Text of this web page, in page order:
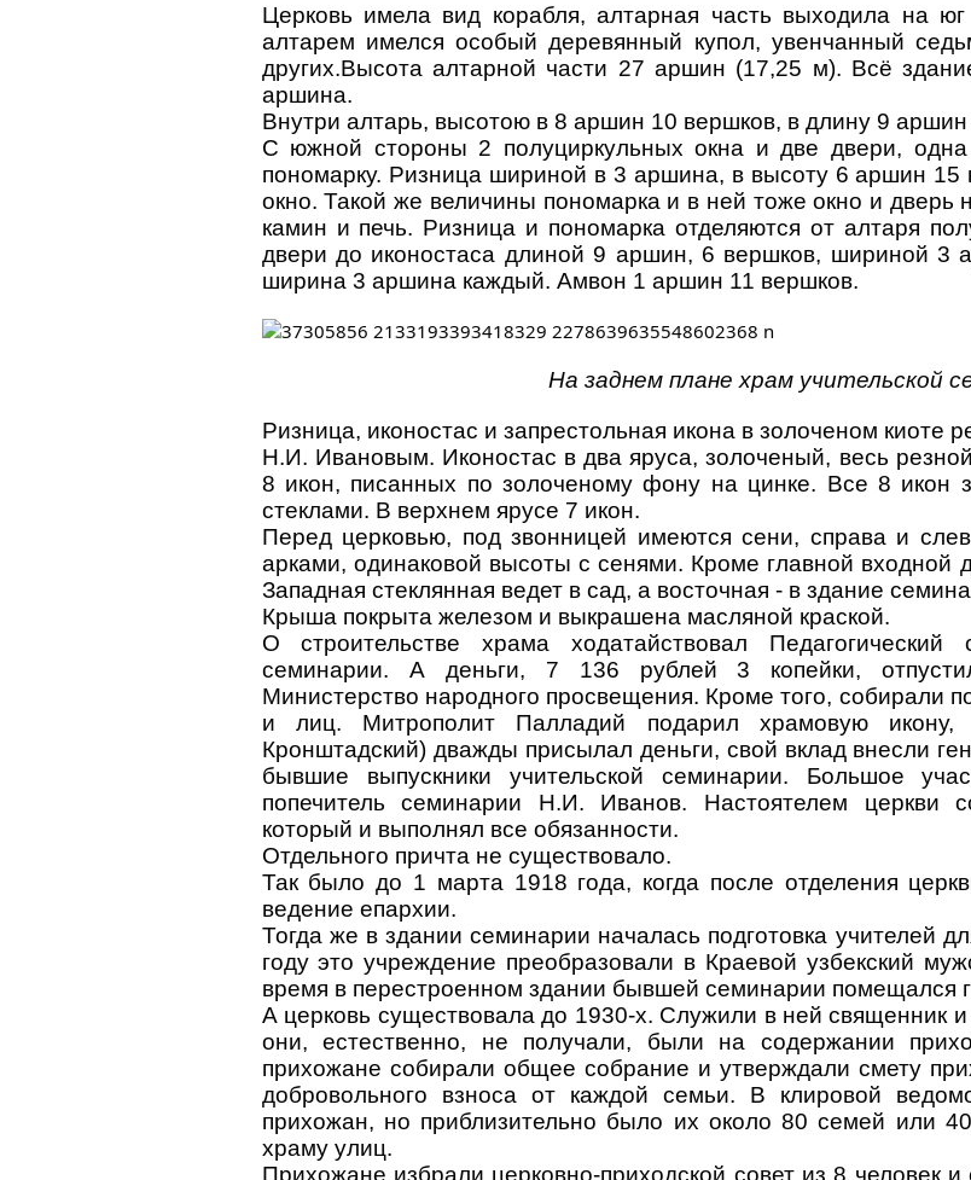
Церковь имела вид корабля, алтарная часть выходила на
алтарем имелся особый деревянный купол, увенчанный
других.Высота алтарной части 27 аршин (17,25 м). Всё
аршина.
Внутри алтарь, высотою в 8 аршин 10 вершков, в длину 9
С южной стороны 2 полуциркульных окна и две двери,
пономарку. Ризница шириной в 3 аршина, в высоту 6 аршин 15
окно. Такой же величины пономарка и в ней тоже окно и дверь
камин и печь. Ризница и пономарка отделяются от алтаря
двери до иконостаса длиной 9 аршин, 6 вершков, шириной 3
ширина 3 аршина каждый. Амвон 1 аршин 11 вершков.
На заднем плане храм учительской
Ризница, иконостас и запрестольная икона в золоченом киоте
Н.И. Ивановым. Иконостас в два яруса, золоченый, весь
8 икон, писанных по золоченому фону на цинке. Все 8 икон
стеклами. В верхнем ярусе 7 икон.
Перед церковью, под звонницей имеются сени, справа и
арками, одинаковой высоты с сенями. Кроме главной входной
Западная стеклянная ведет в сад, а восточная - в здание
Крыша покрыта железом и выкрашена масляной краской.
О строительстве храма ходатайствовал Педагогический
семинарии. А деньги, 7 136 рублей 3 копейки,
Министерство народного просвещения. Кроме того, собирали
и лиц. Митрополит Палладий подарил храмовую
Кронштадский) дважды присылал деньги, свой вклад внесли
бывшие выпускники учительской семинарии. Большое
попечитель семинарии Н.И. Иванов. Настоятелем церкви
который и выполнял все обязанности.
Отдельного причта не существовало.
Так было до 1 марта 1918 года, когда после отделения
ведение епархии.
Тогда же в здании семинарии началась подготовка учителей
году это учреждение преобразовали в Краевой узбекский
время в перестроенном здании бывшей семинарии помещался
А церковь существовала до 1930-х. Служили в ней священник
они, естественно, не получали, были на содержании
прихожане собирали общее собрание и утверждали смету
добровольного взноса от каждой семьи. В клировой
прихожан, но приблизительно было их около 80 семей или
храму улиц.
Прихожане избрали церковно-приходской совет из 8 человек